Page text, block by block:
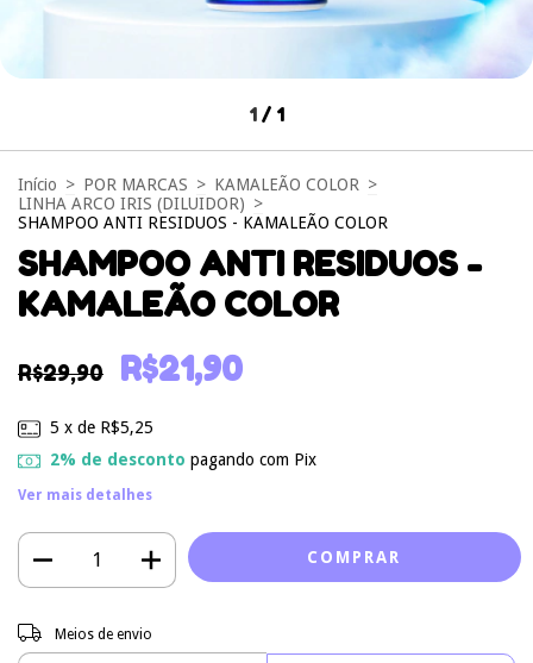
1 / 1
Início > POR MARCAS > KAMALEÃO COLOR >
LINHA ARCO IRIS (DILUIDOR) >
SHAMPOO ANTI RESIDUOS - KAMALEÃO COLOR
SHAMPOO ANTI RESIDUOS -
KAMALEÃO COLOR
R$29,90 R$21,90
5 x de R$5,25
2% de desconto pagando com Pix
Ver mais detalhes
Entregas para o CEP:
Meios de envio